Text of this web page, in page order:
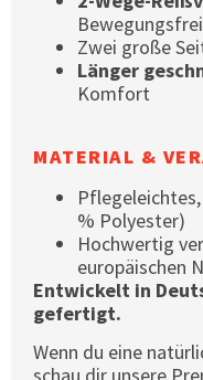
Zwei große
Länger
Komfort
MATERIAL &
% Polyester)
Hochwertig
europäischen
Entwickelt in
gefertigt.
Wenn du eine